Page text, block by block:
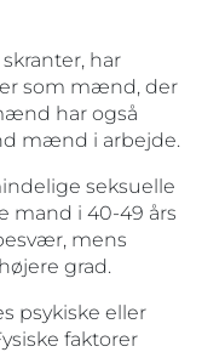
har
som mænd, der
har også
mænd i arbejde.
seksuelle
mand i 40-49 års
mens
grad.
psykiske eller
faktorer